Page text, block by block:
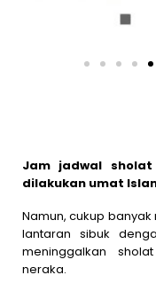
Jam jadwal
dilakukan umat
Namun, cukup
lantaran sibuk
meninggalkan
neraka.